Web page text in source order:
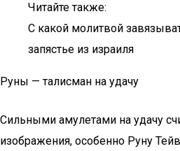
Читайте также:
С какой молитвой
запястье из израиля
Руны — талисман на удачу
Сильными амулетами на удачу
изображения, особенно Руну